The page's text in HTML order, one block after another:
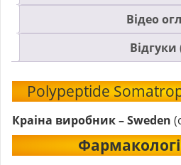
Відео
Відгуки
Polypeptide
Краіна виробник – Sweden